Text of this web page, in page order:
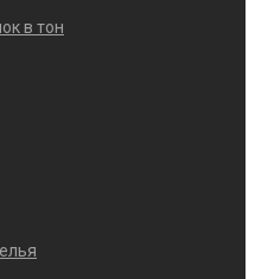
в тон